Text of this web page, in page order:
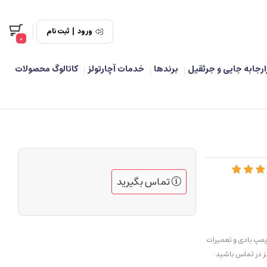
ورود | ثبت نام
0
جایی و جرثقیل برندها خدمات آچارتولز
کاتالوگ محصولات
بادی و تعمیرات
در تماس باشید .
تماس بگیرید